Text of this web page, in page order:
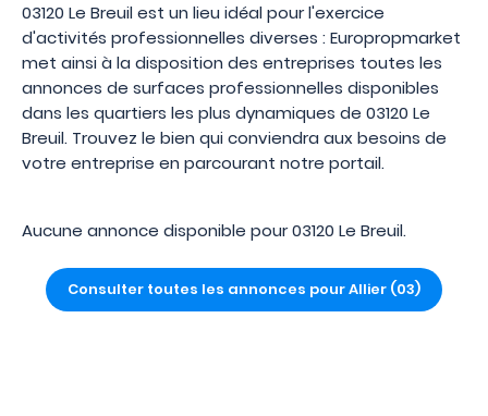
03120 Le Breuil est un lieu idéal pour l'exercice
d'activités professionnelles diverses : Europropmarket
met ainsi à la disposition des entreprises toutes les
annonces de surfaces professionnelles disponibles
dans les quartiers les plus dynamiques de 03120 Le
Breuil. Trouvez le bien qui conviendra aux besoins de
votre entreprise en parcourant notre portail.
Aucune annonce disponible pour 03120 Le Breuil.
Consulter toutes les annonces pour Allier (03)